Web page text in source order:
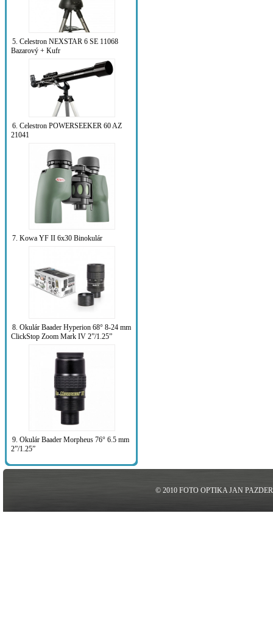
5. Celestron NEXSTAR 6 SE 11068
Bazarový + Kufr
6. Celestron POWERSEEKER 60 AZ
21041
7. Kowa YF II 6x30 Binokulár
8. Okulár Baader Hyperion 68° 8-24 mm
ClickStop Zoom Mark IV 2”/1.25”
9. Okulár Baader Morpheus 76° 6.5 mm
2”/1.25”
© 2010 FOTO OPTIKA JAN